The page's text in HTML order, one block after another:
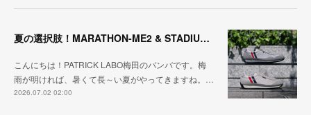
夏の選択肢！MARATHON-ME2 & STADIUM-ME2
こんにちは！PATRICK LABO梅田のバンバです。梅
雨が明ければ、暑くて長～い夏がやってきますね。…
2026.07.02 02:00